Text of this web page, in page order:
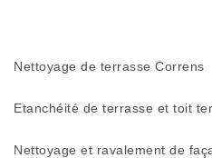
Nettoyage de terrasse Correns
Etanchéité de terrasse et toit
Nettoyage et ravalement de